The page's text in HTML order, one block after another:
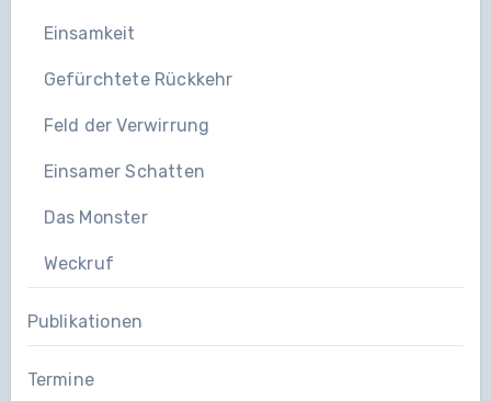
Einsamkeit
Gefürchtete Rückkehr
Feld der Verwirrung
Einsamer Schatten
Das Monster
Weckruf
Publikationen
Termine